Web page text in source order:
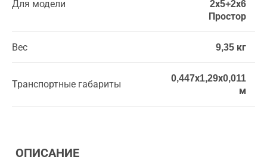
Для модели
2х5+2х6
Простор
Вес 9,35 кг
Транспортные габариты
0,447х1,29х0,011
м
ОПИСАНИЕ